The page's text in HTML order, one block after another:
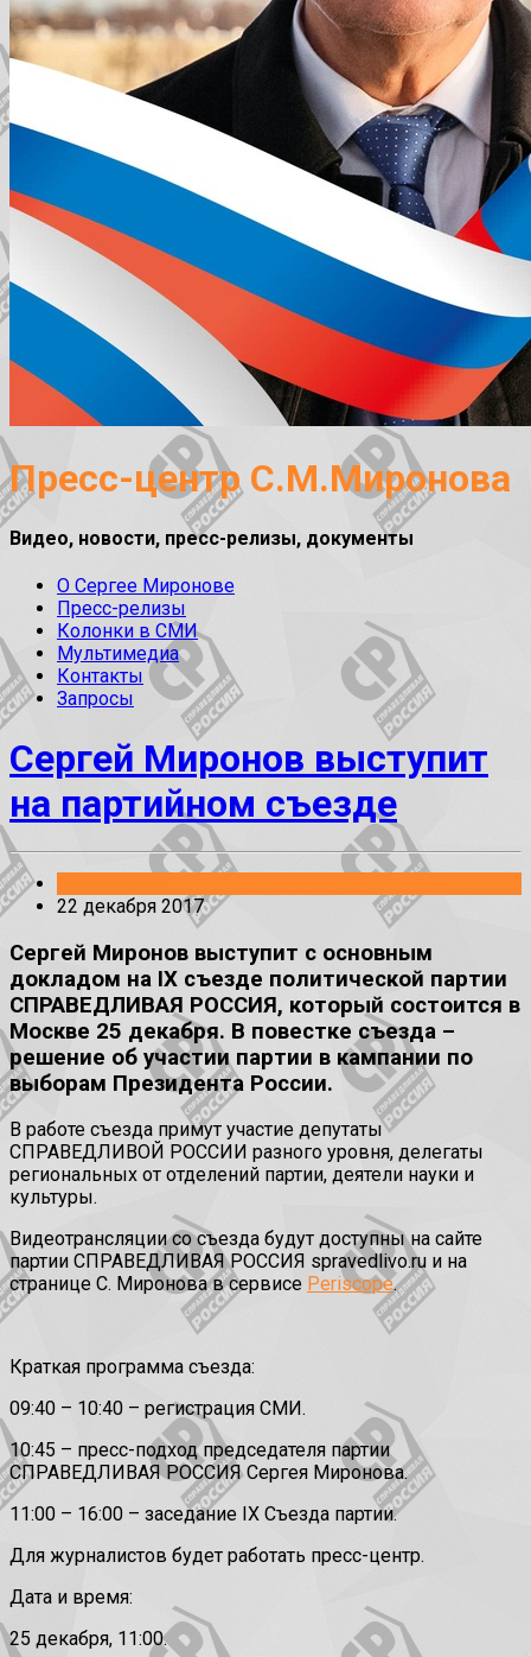
Пресс-центр С.М.Миронова
Видео, новости, пресс-релизы, документы
О Сергее Миронове
Пресс-релизы
Колонки в СМИ
Мультимедиа
Контакты
Запросы
Сергей Миронов выступит
на партийном съезде
22 декабря 2017
Сергей Миронов выступит с основным
докладом на IX съезде политической партии
СПРАВЕДЛИВАЯ РОССИЯ, который состоится в
Москве 25 декабря. В повестке съезда –
решение об участии партии в кампании по
выборам Президента России.
В работе съезда примут участие депутаты
СПРАВЕДЛИВОЙ РОССИИ разного уровня, делегаты
региональных от отделений партии, деятели науки и
культуры.
Видеотрансляции со съезда будут доступны на сайте
партии СПРАВЕДЛИВАЯ РОССИЯ spravedlivo.ru и на
странице С. Миронова в сервисе Periscope.
Краткая программа съезда:
09:40 – 10:40 – регистрация СМИ.
10:45 – пресс-подход председателя партии
СПРАВЕДЛИВАЯ РОССИЯ Сергея Миронова.
11:00 – 16:00 – заседание IX Съезда партии.
Для журналистов будет работать пресс-центр.
Дата и время:
25 декабря, 11:00.